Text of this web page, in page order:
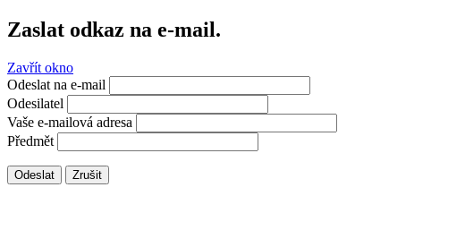
Zaslat odkaz na e-mail.
Zavřít okno
Odeslat na e-mail
Odesilatel
Vaše e-mailová adresa
Předmět
Odeslat Zrušit